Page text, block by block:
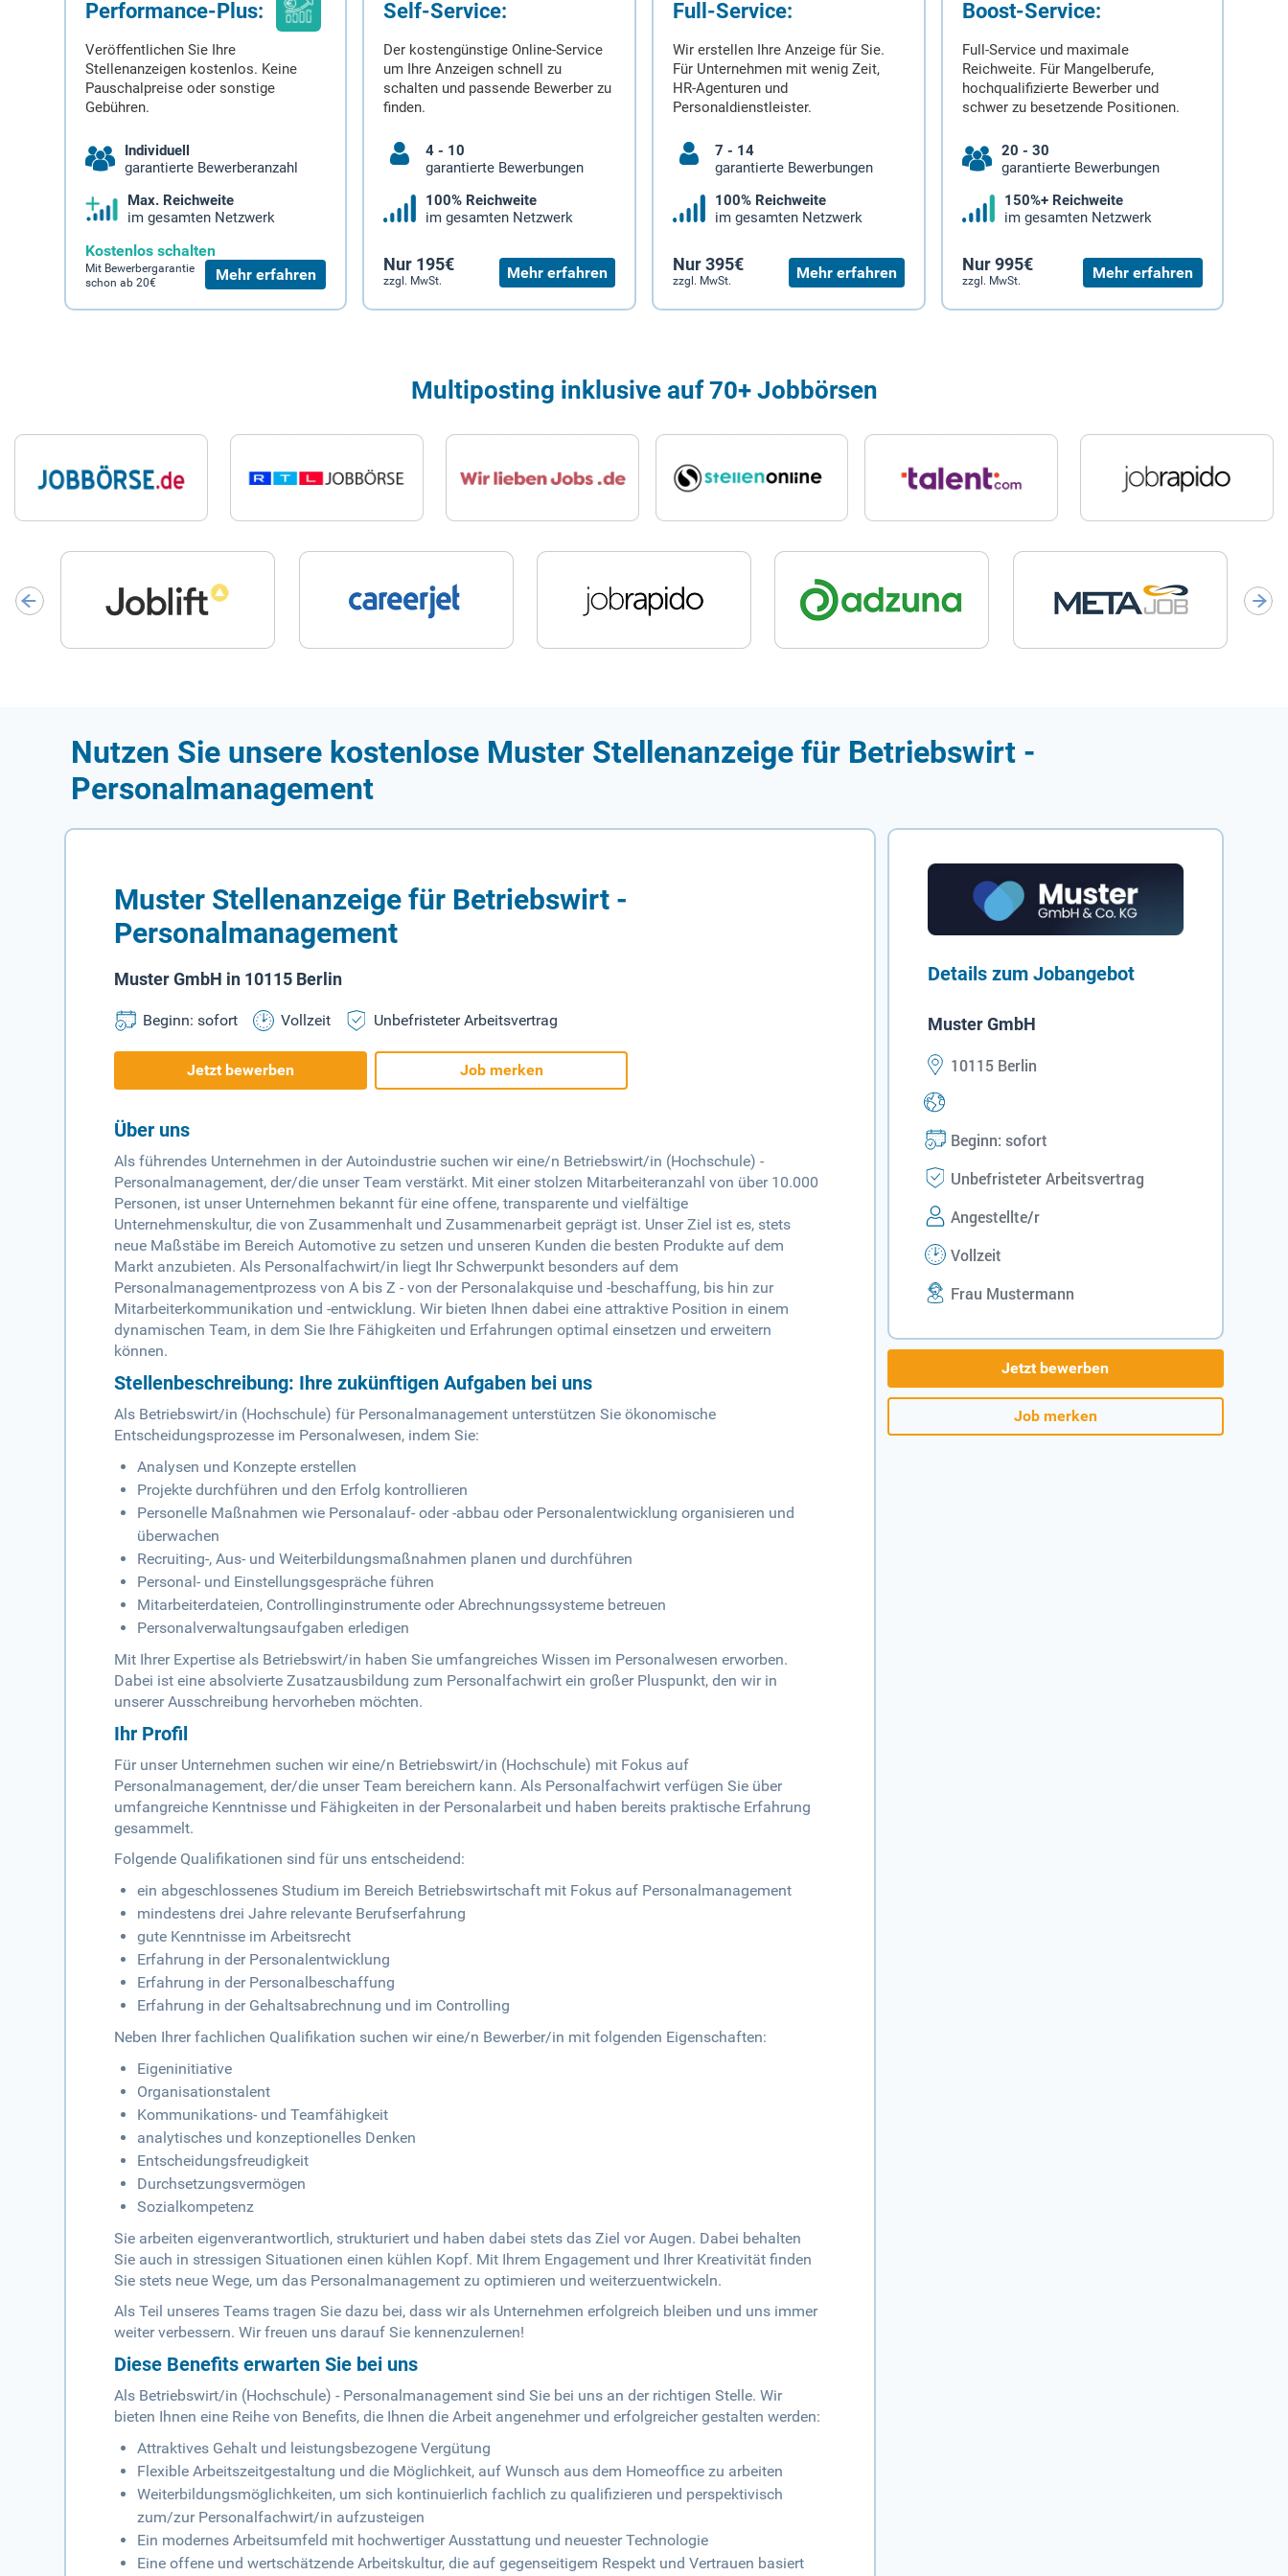
Performance-Plus:
Veröffentlichen Sie Ihre
Stellenanzeigen kostenlos. Keine
Pauschalpreise oder sonstige
Gebühren.
Individuell
garantierte Bewerberanzahl
Max. Reichweite
im gesamten Netzwerk
Kostenlos schalten
Mit Bewerbergarantie
schon ab 20€
Mehr erfahren
Self-Service:
Der kostengünstige Online-Service
um Ihre Anzeigen schnell zu
schalten und passende Bewerber zu
finden.
4 - 10
garantierte Bewerbungen
100% Reichweite
im gesamten Netzwerk
Nur 195€
zzgl. MwSt. Mehr erfahren
Full-Service:
Wir erstellen Ihre Anzeige für Sie.
Für Unternehmen mit wenig Zeit,
HR-Agenturen und
Personaldienstleister.
7 - 14
garantierte Bewerbungen
100% Reichweite
im gesamten Netzwerk
Nur 395€
zzgl. MwSt. Mehr erfahren
Boost-Service:
Full-Service und maximale
Reichweite. Für Mangelberufe,
hochqualifizierte Bewerber und
schwer zu besetzende Positionen.
20 - 30
garantierte Bewerbungen
150%+ Reichweite
im gesamten Netzwerk
Nur 995€
zzgl. MwSt. Mehr erfahren
Multiposting inklusive auf 70+ Jobbörsen
Nutzen Sie unsere kostenlose Muster Stellenanzeige für Betriebswirt -
Personalmanagement
Muster Stellenanzeige für Betriebswirt -
Personalmanagement
Muster GmbH in 10115 Berlin
Beginn: sofort Vollzeit Unbefristeter Arbeitsvertrag
Jetzt bewerben Job merken
Über uns
Als führendes Unternehmen in der Autoindustrie suchen wir eine/n Betriebswirt/in (Hochschule) -
Personalmanagement, der/die unser Team verstärkt. Mit einer stolzen Mitarbeiteranzahl von über 10.000
Personen, ist unser Unternehmen bekannt für eine offene, transparente und vielfältige
Unternehmenskultur, die von Zusammenhalt und Zusammenarbeit geprägt ist. Unser Ziel ist es, stets
neue Maßstäbe im Bereich Automotive zu setzen und unseren Kunden die besten Produkte auf dem
Markt anzubieten. Als Personalfachwirt/in liegt Ihr Schwerpunkt besonders auf dem
Personalmanagementprozess von A bis Z - von der Personalakquise und -beschaffung, bis hin zur
Mitarbeiterkommunikation und -entwicklung. Wir bieten Ihnen dabei eine attraktive Position in einem
dynamischen Team, in dem Sie Ihre Fähigkeiten und Erfahrungen optimal einsetzen und erweitern
können.
Stellenbeschreibung: Ihre zukünftigen Aufgaben bei uns
Als Betriebswirt/in (Hochschule) für Personalmanagement unterstützen Sie ökonomische
Entscheidungsprozesse im Personalwesen, indem Sie:
Analysen und Konzepte erstellen
Projekte durchführen und den Erfolg kontrollieren
Personelle Maßnahmen wie Personalauf- oder -abbau oder Personalentwicklung organisieren und
überwachen
Recruiting-, Aus- und Weiterbildungsmaßnahmen planen und durchführen
Personal- und Einstellungsgespräche führen
Mitarbeiterdateien, Controllinginstrumente oder Abrechnungssysteme betreuen
Personalverwaltungsaufgaben erledigen
Mit Ihrer Expertise als Betriebswirt/in haben Sie umfangreiches Wissen im Personalwesen erworben.
Dabei ist eine absolvierte Zusatzausbildung zum Personalfachwirt ein großer Pluspunkt, den wir in
unserer Ausschreibung hervorheben möchten.
Ihr Profil
Für unser Unternehmen suchen wir eine/n Betriebswirt/in (Hochschule) mit Fokus auf
Personalmanagement, der/die unser Team bereichern kann. Als Personalfachwirt verfügen Sie über
umfangreiche Kenntnisse und Fähigkeiten in der Personalarbeit und haben bereits praktische Erfahrung
gesammelt.
Folgende Qualifikationen sind für uns entscheidend:
ein abgeschlossenes Studium im Bereich Betriebswirtschaft mit Fokus auf Personalmanagement
mindestens drei Jahre relevante Berufserfahrung
gute Kenntnisse im Arbeitsrecht
Erfahrung in der Personalentwicklung
Erfahrung in der Personalbeschaffung
Erfahrung in der Gehaltsabrechnung und im Controlling
Neben Ihrer fachlichen Qualifikation suchen wir eine/n Bewerber/in mit folgenden Eigenschaften:
Eigeninitiative
Organisationstalent
Kommunikations- und Teamfähigkeit
analytisches und konzeptionelles Denken
Entscheidungsfreudigkeit
Durchsetzungsvermögen
Sozialkompetenz
Sie arbeiten eigenverantwortlich, strukturiert und haben dabei stets das Ziel vor Augen. Dabei behalten
Sie auch in stressigen Situationen einen kühlen Kopf. Mit Ihrem Engagement und Ihrer Kreativität finden
Sie stets neue Wege, um das Personalmanagement zu optimieren und weiterzuentwickeln.
Als Teil unseres Teams tragen Sie dazu bei, dass wir als Unternehmen erfolgreich bleiben und uns immer
weiter verbessern. Wir freuen uns darauf Sie kennenzulernen!
Diese Benefits erwarten Sie bei uns
Als Betriebswirt/in (Hochschule) - Personalmanagement sind Sie bei uns an der richtigen Stelle. Wir
bieten Ihnen eine Reihe von Benefits, die Ihnen die Arbeit angenehmer und erfolgreicher gestalten werden:
Attraktives Gehalt und leistungsbezogene Vergütung
Flexible Arbeitszeitgestaltung und die Möglichkeit, auf Wunsch aus dem Homeoffice zu arbeiten
Weiterbildungsmöglichkeiten, um sich kontinuierlich fachlich zu qualifizieren und perspektivisch
zum/zur Personalfachwirt/in aufzusteigen
Ein modernes Arbeitsumfeld mit hochwertiger Ausstattung und neuester Technologie
Eine offene und wertschätzende Arbeitskultur, die auf gegenseitigem Respekt und Vertrauen basiert
Details zum Jobangebot
Muster GmbH
10115 Berlin
Beginn: sofort
Unbefristeter Arbeitsvertrag
Angestellte/r
Vollzeit
Frau Mustermann
Jetzt bewerben
Job merken